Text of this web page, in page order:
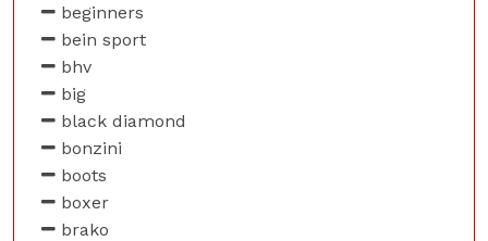
beginners
bein sport
bhv
big
black diamond
bonzini
boots
boxer
brako